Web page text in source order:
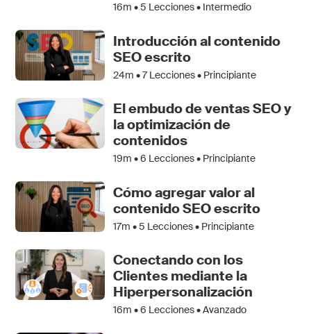
16m •5 Lecciones • Intermedio
Introducción al contenido
SEO escrito
24m •7Lecciones • Principiante
El embudo de ventas SEO y
la optimización de
contenidos
19m •6 Lecciones • Principiante
Cómo agregar valor al
contenido SEO escrito
17m •5 Lecciones • Principiante
Conectando con los
Clientes mediante la
Hiperpersonalización
16m •6 Lecciones • Avanzado